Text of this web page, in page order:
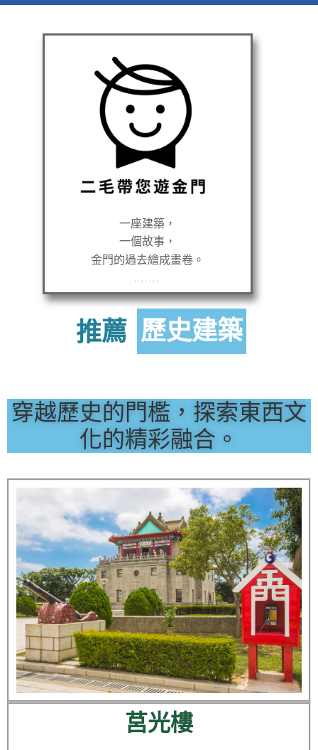
一座建築，
一個故事，
金門的過去繪成畫卷。
推薦 歷史建築
穿越歷史的門檻，探索東西文
化的精彩融合。
莒光樓